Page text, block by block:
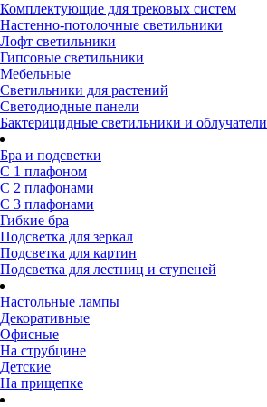
Комплектующие для трековых систем
Настенно-потолочные светильники
Лофт светильники
Гипсовые светильники
Мебельные
Светильники для растений
Светодиодные панели
Бактерицидные светильники и облучатели
Бра и подсветки
С 1 плафоном
С 2 плафонами
С 3 плафонами
Гибкие бра
Подсветка для зеркал
Подсветка для картин
Подсветка для лестниц и ступеней
Настольные лампы
Декоративные
Офисные
На струбцине
Детские
На прищепке